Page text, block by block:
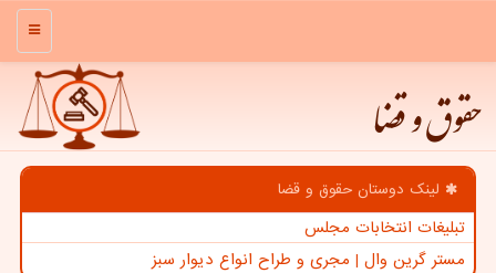
منو
حقوق و قضا
لینک دوستان حقوق و قضا
تبلیغات انتخابات مجلس
مستر گرین وال | مجری و طراح انواع دیوار سبز